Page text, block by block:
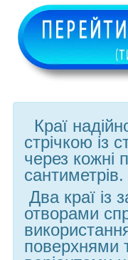
Краї
стрічкою із
через кожні
сантиметрів.
Два краї із
отворами
поверхнями